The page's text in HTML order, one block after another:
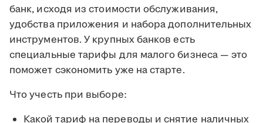
банк, исходя из стоимости обслуживания,
удобства приложения и набора дополнительных
инструментов. У крупных банков есть
специальные тарифы для малого бизнеса — это
поможет сэкономить уже на старте.
Что учесть при выборе:
Какой тариф на переводы и снятие наличных